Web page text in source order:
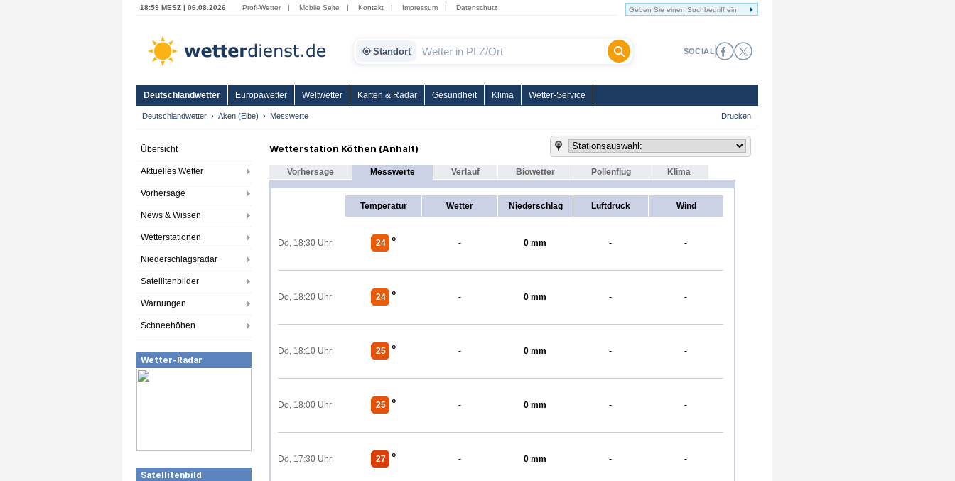
18:59 MESZ | 06.08.2026 Profi-Wetter | Mobile Seite | Kontakt | Impressum | Datenschutz
Standort SOCIAL
Deutschlandwetter Europawetter Weltwetter Karten & Radar Gesundheit Klima Wetter-Service
Deutschlandwetter Aken (Elbe) Messwerte Drucken
Übersicht
Aktuelles Wetter
Vorhersage
News & Wissen
Wetterstationen
Niederschlagsradar
Satellitenbilder
Warnungen
Schneehöhen
Wetter-Radar
Satellitenbild
Wetterstation Köthen (Anhalt)
Vorhersage Messwerte Verlauf Biowetter Pollenflug Klima
Temperatur Wetter Niederschlag Luftdruck Wind
Do, 18:30 Uhr 24 ° - 0 mm - -
Do, 18:20 Uhr 24 ° - 0 mm - -
Do, 18:10 Uhr 25 ° - 0 mm - -
Do, 18:00 Uhr 25 ° - 0 mm - -
Do, 17:30 Uhr 27 ° - 0 mm - -